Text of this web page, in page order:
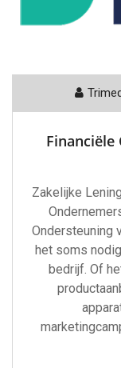
Financiële
Zakelijke
Ondersteuning
het soms
bedrijf. Of